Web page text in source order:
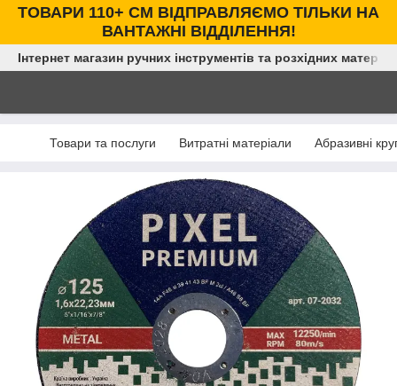
ТОВАРИ 110+ СМ ВІДПРАВЛЯЄМО ТІЛЬКИ НА
ВАНТАЖНІ ВІДДІЛЕННЯ!
Інтернет магазин ручних інструментів та розхідних
Товари та послуги Витратні матеріали Абразивні